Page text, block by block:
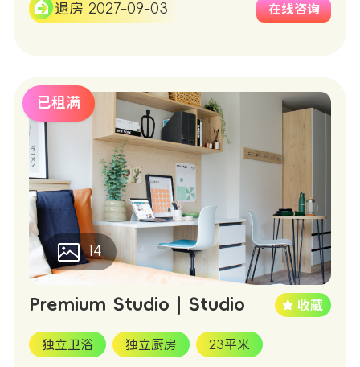
退房 2027-09-03 在线咨询
已租满
14
Premium Studio | Studio
独立卫浴 独立厨房 23平米